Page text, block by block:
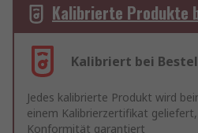
Kalibrierte Produkte
Kalibriert bei
Jedes kalibrierte Produkt wird
einem Kalibrierzertifikat
Konformität garantiert